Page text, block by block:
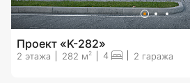
Проект «K-282»
2 этажа 282 м2 4 2 гаража